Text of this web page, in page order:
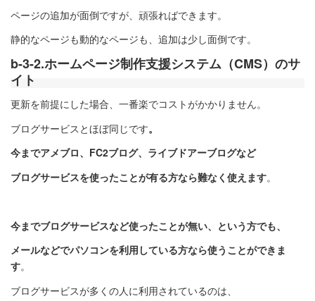
ページの追加が面倒ですが、頑張ればできます。
静的なページも動的なページも、追加は少し面倒です。
b-3-2.ホームページ制作支援システム（CMS）のサ
イト
更新を前提にした場合、一番楽でコストがかかりません。
ブログサービスとほぼ同じです。
今までアメブロ、FC2ブログ、ライブドアーブログなど
ブログサービスを使ったことが有る方なら難なく使えます。
今までブログサービスなど使ったことが無い、 という方でも、
メールなどでパソコンを利用している方なら使うことができま
す。
ブログサービスが多くの人に利用されているのは、